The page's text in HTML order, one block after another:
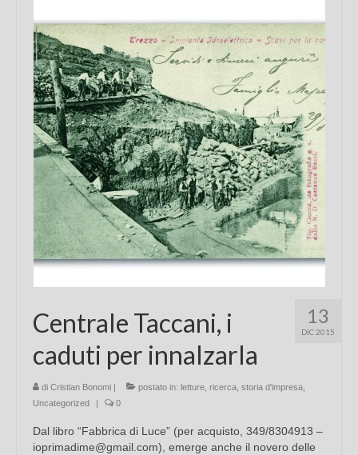
Chi sono
FAQ
Contatti
13
DIC 2015
Centrale Taccani, i
caduti per innalzarla
di Cristian Bonomi | postato in: letture ricerca storia d'impresa
Uncategorized
| 0
Dal libro “Fabbrica di Luce” (per acquisto, 349/8304913 –
ioprimadime@gmail.com), emerge anche il novero delle